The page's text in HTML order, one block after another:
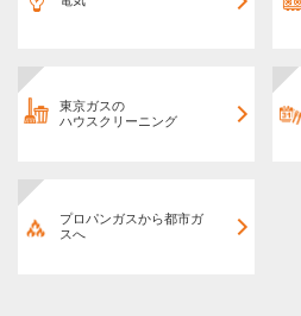
東京ガスの
ハウスクリーニング
プロパンガスから都市ガ
スへ